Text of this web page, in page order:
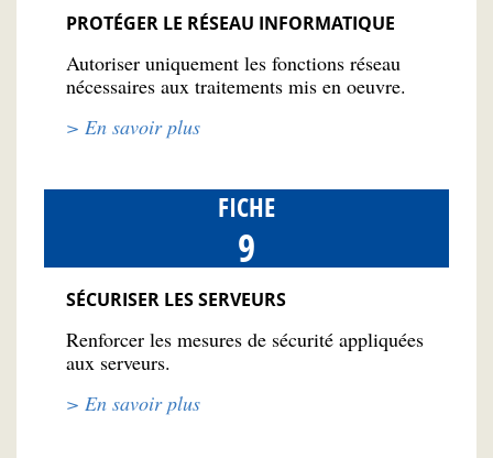
PROTÉGER LE RÉSEAU INFORMATIQUE
Autoriser uniquement les fonctions réseau
nécessaires aux traitements mis en oeuvre.
> En savoir plus
FICHE
9
SÉCURISER LES SERVEURS
Renforcer les mesures de sécurité appliquées
aux serveurs.
> En savoir plus